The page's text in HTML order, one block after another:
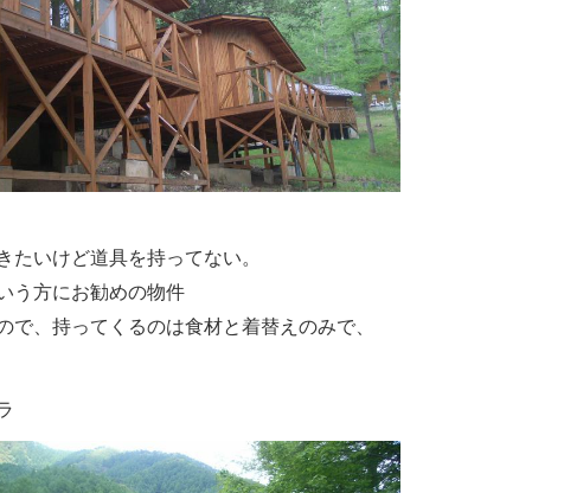
たいけど道具を持ってない。
う方にお勧めの物件
で、持ってくるのは食材と着替えのみで、